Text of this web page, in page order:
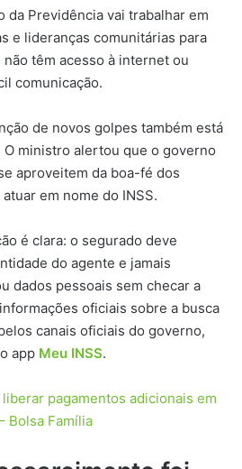
da Previdência vai trabalhar em
e lideranças comunitárias para
têm acesso à internet ou
comunicação.
de novos golpes também está
ministro alertou que o governo
aproveitem da boa-fé dos
em nome do INSS.
é clara: o segurado deve
do agente e jamais
dados pessoais sem checar a
oficiais sobre a busca
canais oficiais do governo,
app Meu INSS.
liberar pagamentos adicionais em
Bolsa Família